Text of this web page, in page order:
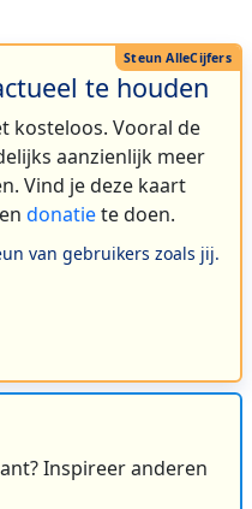
te houden
kosteloos. Vooral de
aanzienlijk meer
Vind je deze kaart
donatiete doen.
van gebruikers zoals jij.
Inspireer anderen